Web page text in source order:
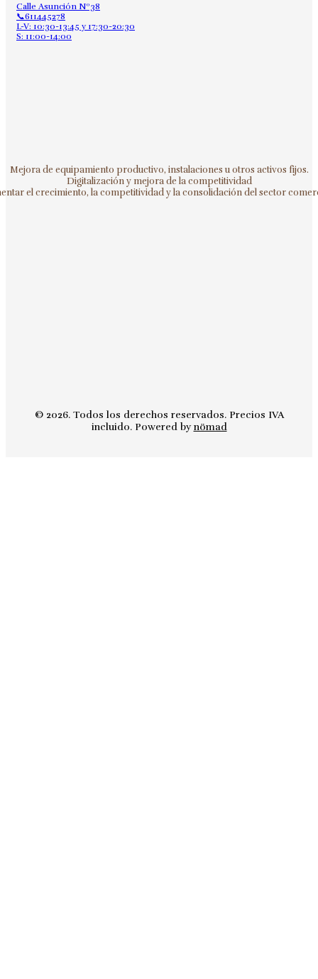
Calle Asunción Nº38
📞611445278
L-V: 10:30-13:45 y 17:30-20:30
S: 11:00-14:00
Mejora de equipamiento productivo, instalaciones u otros activos fijos.
Digitalización y mejora de la competitividad
el crecimiento, la competitividad y la consolidación del sector
© 2026. Todos los derechos reservados. Precios IVA
incluido. Powered bynömad